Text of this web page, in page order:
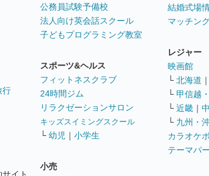
行
公務員試験予備校
法人向け英会話スクール
子どもプログラミング教室
スポーツ&ヘルス
フィットネスクラブ
24時間ジム
リラクゼーションサロン
キッズスイミングスクール
└ 幼児 ｜ 小学生
小売
結婚式場
マッチン
レジャー
映画館
└ 北海道 ｜
└ 甲信越
└ 近畿 ｜
└ 九州・
カラオケ
テーマパ